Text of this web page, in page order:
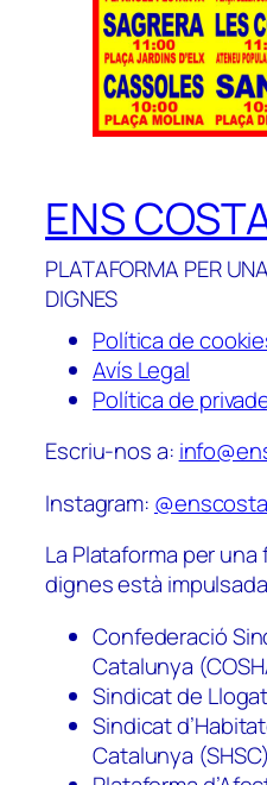
ENS
PLATAFORMA PER
DIGNES
Política de
Avís Legal
Política de
Escriu-nos a:
Instagram:
La Plataforma per una
dignes està
Confederació
Catalunya
Sindicat de
Sindicat
Catalunya (SHSC)